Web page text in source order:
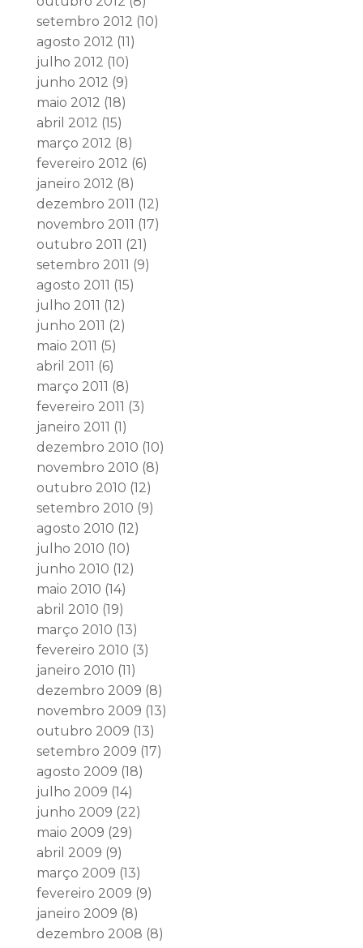
setembro 2012 (10)
agosto 2012 (11)
julho 2012 (10)
junho 2012 (9)
maio 2012 (18)
abril 2012 (15)
março 2012 (8)
fevereiro 2012 (6)
janeiro 2012 (8)
dezembro 2011 (12)
novembro 2011 (17)
outubro 2011 (21)
setembro 2011 (9)
agosto 2011 (15)
julho 2011 (12)
junho 2011 (2)
maio 2011 (5)
abril 2011 (6)
março 2011 (8)
fevereiro 2011 (3)
janeiro 2011 (1)
dezembro 2010 (10)
novembro 2010 (8)
outubro 2010 (12)
setembro 2010 (9)
agosto 2010 (12)
julho 2010 (10)
junho 2010 (12)
maio 2010 (14)
abril 2010 (19)
março 2010 (13)
fevereiro 2010 (3)
janeiro 2010 (11)
dezembro 2009 (8)
novembro 2009 (13)
outubro 2009 (13)
setembro 2009 (17)
agosto 2009 (18)
julho 2009 (14)
junho 2009 (22)
maio 2009 (29)
abril 2009 (9)
março 2009 (13)
fevereiro 2009 (9)
janeiro 2009 (8)
dezembro 2008 (8)